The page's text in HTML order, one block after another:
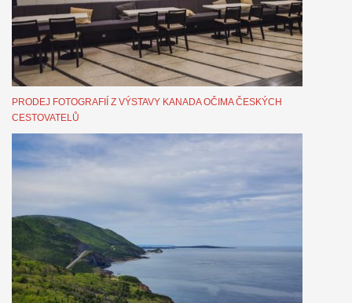
PRODEJ FOTOGRAFIÍ Z VÝSTAVY KANADA OČIMA ČESKÝCH
CESTOVATELŮ